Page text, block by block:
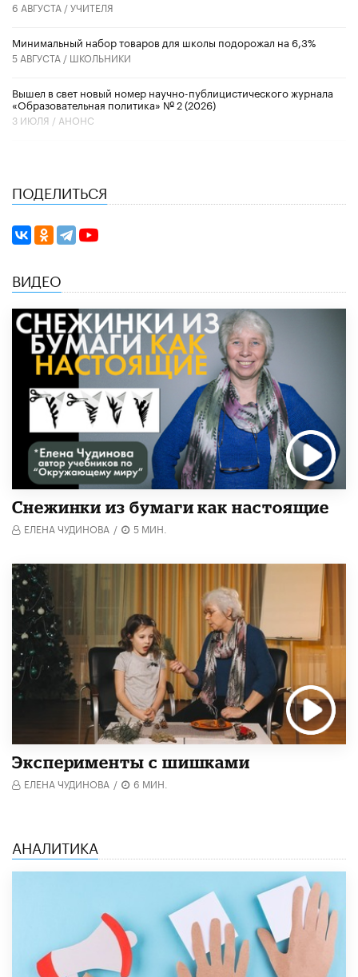
6 АВГУСТА /УЧИТЕЛЯ
Минимальный набор товаров для школы подорожал на 6,3%
5 АВГУСТА / ШКОЛЬНИКИ
Вышел в свет новый номер научно-публицистического журнала
«Образовательная политика» № 2 (2026)
3 ИЮЛЯ / АНОНС
ПОДЕЛИТЬСЯ
ВИДЕО
Снежинки из бумаги как настоящие
ЕЛЕНА ЧУДИНОВА / 5 МИН.
Эксперименты с шишками
ЕЛЕНА ЧУДИНОВА / 6 МИН.
АНАЛИТИКА